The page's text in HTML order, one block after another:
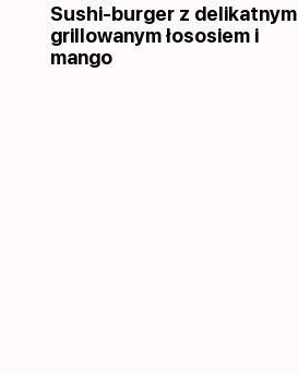
Sushi-burger z delikatnym
grillowanym łososiem i
mango